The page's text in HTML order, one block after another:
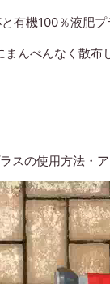
機100％液肥プ
んべんなく散布
スの使用方法・